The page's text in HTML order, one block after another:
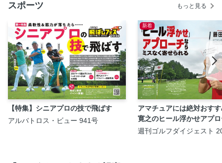
スポーツ もっと見る
【特集】シニアプロの技で飛ばす
アルバトロス・ビュー 941号
新着
アマチュアには絶対おす
寛之のヒール浮かせアプ
週刊ゴルフダイジェスト